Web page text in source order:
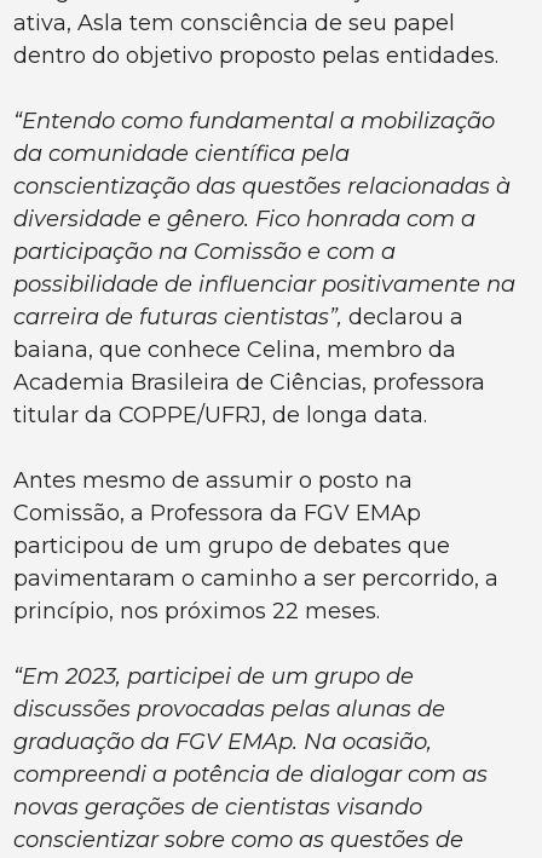
ativa, Asla tem consciência de seu papel
dentro do objetivo proposto pelas entidades.
“Entendo como fundamental a mobilização
da comunidade científica pela
conscientização das questões relacionadas à
diversidade e gênero. Fico honrada com a
participação na Comissão e com a
possibilidade de influenciar positivamente na
carreira de futuras cientistas”, declarou a
baiana, que conhece Celina, membro da
Academia Brasileira de Ciências, professora
titular da COPPE/UFRJ, de longa data.
Antes mesmo de assumir o posto na
Comissão, a Professora da FGV EMAp
participou de um grupo de debates que
pavimentaram o caminho a ser percorrido, a
princípio, nos próximos 22 meses.
“Em 2023, participei de um grupo de
discussões provocadas pelas alunas de
graduação da FGV EMAp. Na ocasião,
compreendi a potência de dialogar com as
novas gerações de cientistas visando
conscientizar sobre como as questões de